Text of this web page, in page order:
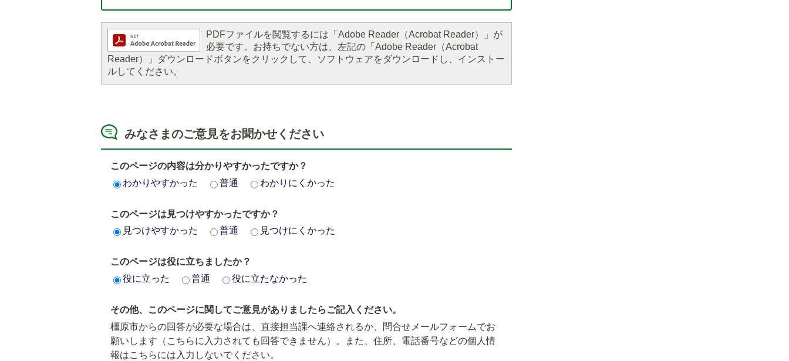
PDFファイルを閲覧するには「Adobe Reader（Acrobat Reader）」が
必要です。お持ちでない方は、左記の「Adobe Reader（Acrobat
Reader）」ダウンロードボタンをクリックして、ソフトウェアをダウンロードし、インストー
ルしてください。
みなさまのご意見をお聞かせください
このページの内容は分かりやすかったですか？
わかりやすかった
普通 わかりにくかった
このページは見つけやすかったですか？
見つけやすかった
普通 見つけにくかった
このページは役に立ちましたか？
役に立った
普通 役に立たなかった
その他、このページに関してご意見がありましたらご記入ください。
橿原市からの回答が必要な場合は、直接担当課へ連絡されるか、問合せメールフォームでお
願いします（こちらに入力されても回答できません）。また、住所、電話番号などの個人情
報はこちらには入力しないでください。